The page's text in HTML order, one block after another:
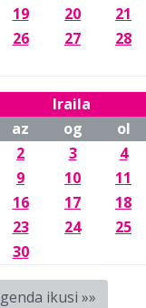
19 20 21
26 27 28
Iraila
az og ol
2 3 4
9 10 11
16 17 18
23 24 25
30
ikusi »»